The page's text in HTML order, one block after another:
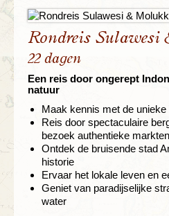
Rondreis Sulawesi
22 dagen
Een reis door ongerept
natuur
Maak kennis met de
Reis door spectaculaire
bezoek authentieke
Ontdek de bruisende stad
historie
Ervaar het lokale leven en
Geniet van paradijselijke
water